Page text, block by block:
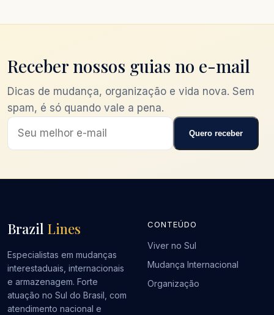
Receber nossos guias no e-mail
Dicas de mudança, organização e vida nova. Sem
spam, é só quando vale a pena.
Quero receber
Brazil Lines
Especialistas em mudanças
interestaduais, internacionais
e armazenagem. Forte
atuação no Sul do Brasil, com
atendimento nacional e
CONTEÚDO
Viver no Sul
Mudança Internacional
Organização